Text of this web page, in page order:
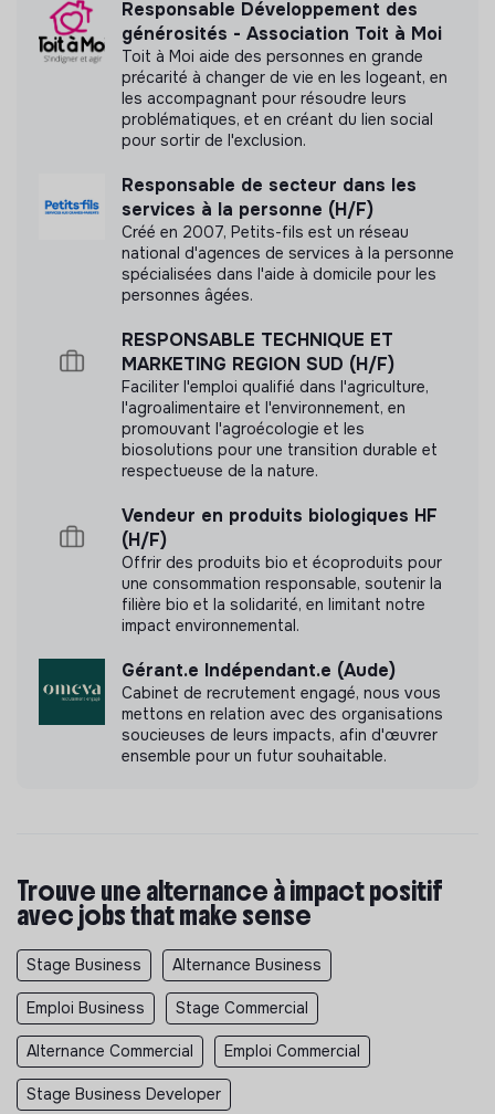
Responsable Développement des
générosités - Association Toit à Moi
Toit à Moi aide des personnes en grande
précarité à changer de vie en les logeant, en
les accompagnant pour résoudre leurs
problématiques, et en créant du lien social
pour sortir de l'exclusion.
Responsable de secteur dans les
services à la personne (H/F)
Créé en 2007, Petits-fils est un réseau
national d'agences de services à la personne
spécialisées dans l'aide à domicile pour les
personnes âgées.
RESPONSABLE TECHNIQUE ET
MARKETING REGION SUD (H/F)
Faciliter l'emploi qualifié dans l'agriculture,
l'agroalimentaire et l'environnement, en
promouvant l'agroécologie et les
biosolutions pour une transition durable et
respectueuse de la nature.
Vendeur en produits biologiques HF
(H/F)
Offrir des produits bio et écoproduits pour
une consommation responsable, soutenir la
filière bio et la solidarité, en limitant notre
impact environnemental.
Gérant.e Indépendant.e (Aude)
Cabinet de recrutement engagé, nous vous
mettons en relation avec des organisations
soucieuses de leurs impacts, afin d'œuvrer
ensemble pour un futur souhaitable.
Trouve une alternance à impact positif
avec jobs that make sense
Stage Business Alternance Business
Emploi Business Stage Commercial
Alternance Commercial Emploi Commercial
Stage Business Developer